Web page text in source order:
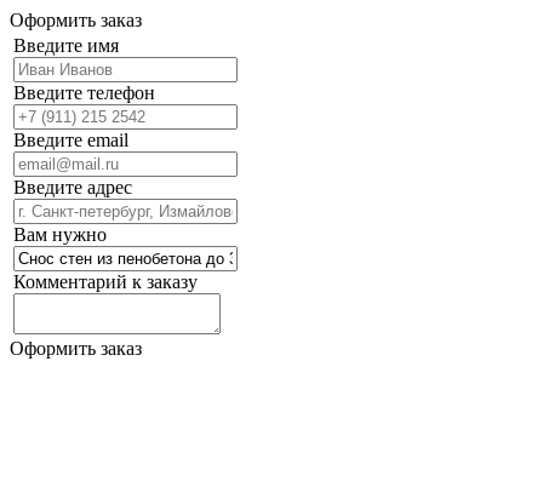
Оформить заказ
Введите имя
Введите телефон
Введите email
Введите адрес
Вам нужно
Комментарий к заказу
Оформить заказ